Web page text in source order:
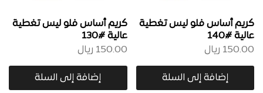
كريم أساس فلو ليس تغطية
عالية #140
150.00 ريال
إضافة إلى السلة
كريم أساس فلو ليس تغطية
عالية #130
150.00 ريال
إضافة إلى السلة